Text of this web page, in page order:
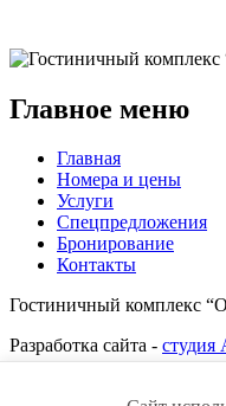
Главное меню
Главная
Номера и цены
Услуги
Спецпредложения
Бронирование
Контакты
Гостиничный комплекс
Разработка сайта - студия